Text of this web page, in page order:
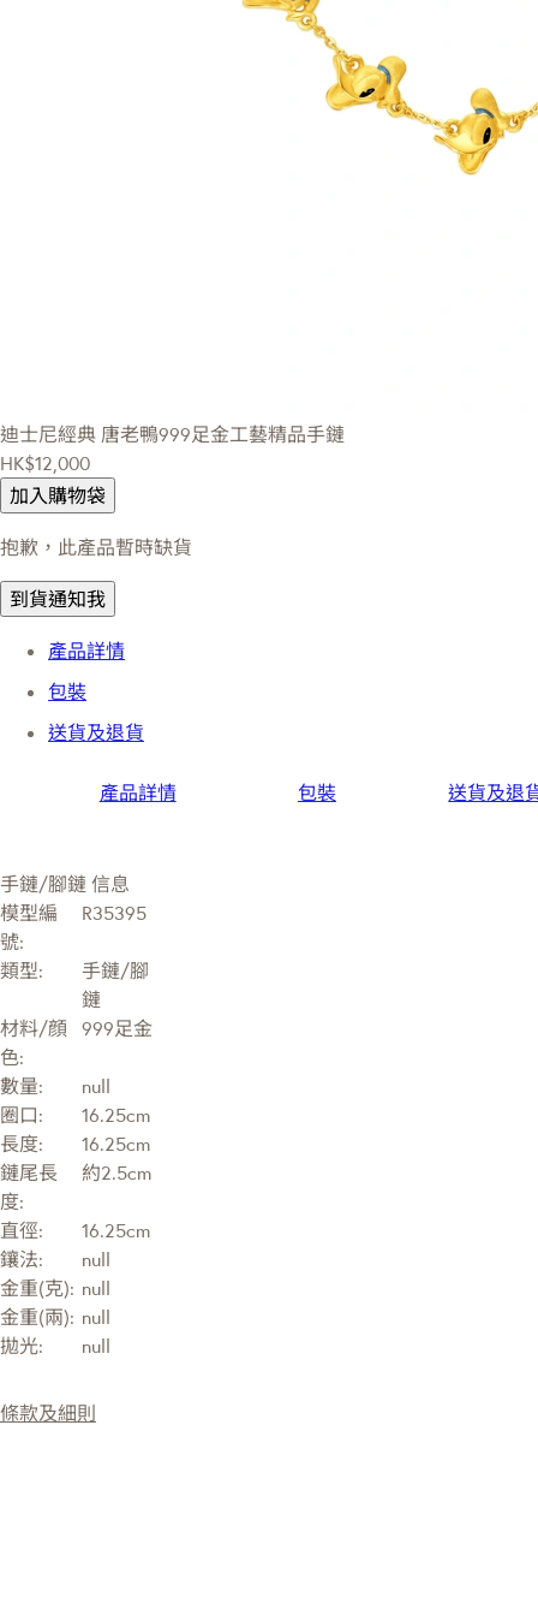
迪士尼經典 唐老鴨999足金工藝精品手鏈
HK$12,000
加入購物袋
抱歉，此產品暫時缺貨
到貨通知我
產品詳情
包裝
送貨及退貨
產品詳情 包裝 送貨及退
手鏈/腳鏈 信息
模型編
號:
R35395
類型:
手鏈/腳
鏈
材料/顔
色:
999足金
數量:
null
圈口:
16.25cm
長度:
16.25cm
鏈尾長
度:
約2.5cm
直徑:
16.25cm
鑲法:
null
金重(克): null
金重(兩): null
拋光:
null
條款及細則